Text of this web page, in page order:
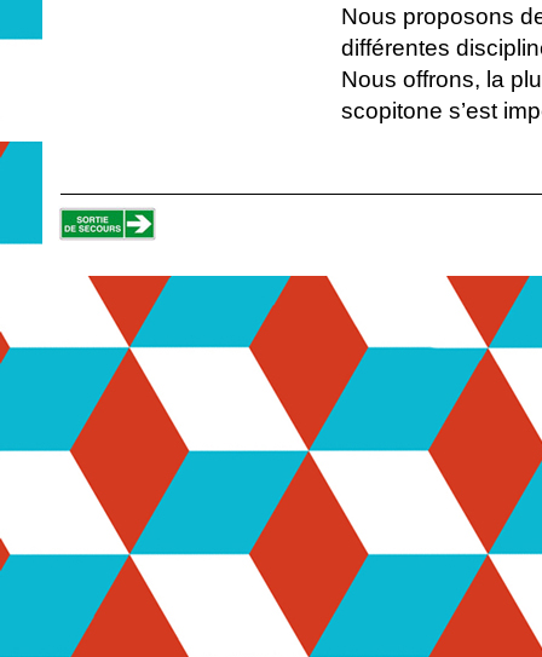
Nous proposons
différentes
Nous offrons, la
scopitone s’est